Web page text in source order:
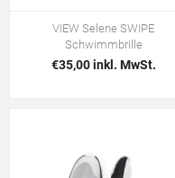
VIEW Selene SWIPE
Schwimmbrille
€35,00 inkl. MwSt.